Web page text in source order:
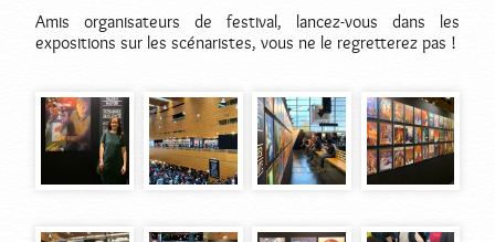
Amis organisateurs de festival, lancez-vous dans les
expositions sur les scénaristes, vous ne le regretterez pas !